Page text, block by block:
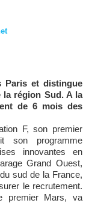
Paris et distingue
la région Sud. A la
de 6 mois des
F, son premier
son programme
innovantes en
Grand Ouest,
sud de la France,
le recrutement.
premier Mars, va